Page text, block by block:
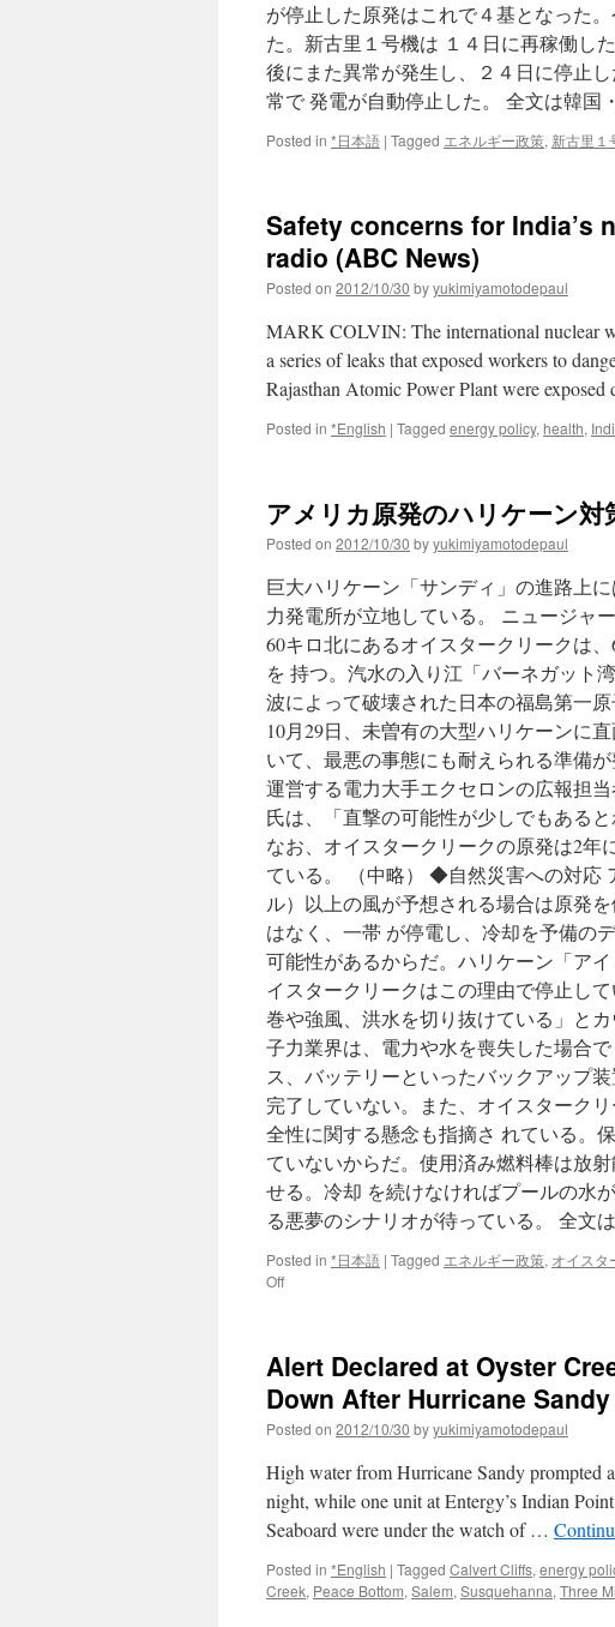
が停止した原発はこれで４基となった
た。新古里１号機は １４日に再稼働し
後にまた異常が発生し、２４日に停止
常で 発電が自動停止した。 全文は韓
Posted in *日本語 | Tagged エネルギー政策, 新古里１
Safety concerns for India’s
radio (ABC News)
Posted on 2012/10/30 byyukimiyamotodepaul
MARK COLVIN: The international nuclear
a series of leaks that exposed workers to
Rajasthan Atomic Power Plant were
Posted in *English | Tagged energy policy, health,
アメリカ原発のハリケーン
Posted on 2012/10/30 byyukimiyamotodepaul
巨大ハリケーン「サンディ」の進路上
力発電所が立地している。 ニュージャ
60キロ北にあるオイスタークリークは
を 持つ。汽水の入り江「バーネガット
波によって破壊された日本の福島第一
10月29日、未曽有の大型ハリケーンに
いて、最悪の事態にも耐えられる準備
運営する電力大手エクセロンの広報担当
氏は、「直撃の可能性が少しでもある
なお、オイスタークリークの原発は2年
ている。 （中略） ◆自然災害への対応
ル）以上の風が予想される場合は原発
はなく、一帯 が停電し、冷却を予備の
可能性があるからだ。ハリケーン「ア
イスタークリークはこの理由で停止し
巻や強風、洪水を切り抜けている」と
子力業界は、電力や水を喪失した場合
ス、バッテリーといったバックアップ
完了していない。また、オイスターク
全性に関する懸念も指摘さ れている。
ていないからだ。使用済み燃料棒は放
せる。冷却 を続けなければプールの水
る悪夢のシナリオが待っている。 全文
Posted in *日本語 | Tagged エネルギー政策, オイスタ
Offon
カ
発
の
リ
ケ
ー
ン
対
策
via
Alert Declared at Oyster
Down After Hurricane
Posted on 2012/10/30 byyukimiyamotodepaul
High water from Hurricane Sandy prompted
night, while one unit at Entergy’s Indian
Seaboard were under the watch of …
Posted in *English | Tagged Calvert Cliffs, energy
Creek, Peace Bottom, Salem, Susquehanna, Three